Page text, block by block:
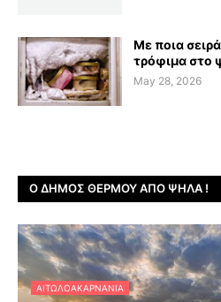
Με ποια
τρόφιμα στο
May 28, 2026
Ο ΔΉΜΟΣ ΘΈΡΜΟΥ ΑΠΌ ΨΗΛΆ !
ΑΙΤΩΛΟΑΚΑΡΝΑΝΊΑ